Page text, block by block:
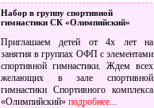
Набор в группу спортивной
гимнастики СК «Олимпийский»
Приглашаем детей от 4х лет на
занятия в группах ОФП с элементами
спортивной гимнастики. Ждем всех
желающих в зале спортивной
гимнастики Спортивного комплекса
«Олимпийский» подробнее...